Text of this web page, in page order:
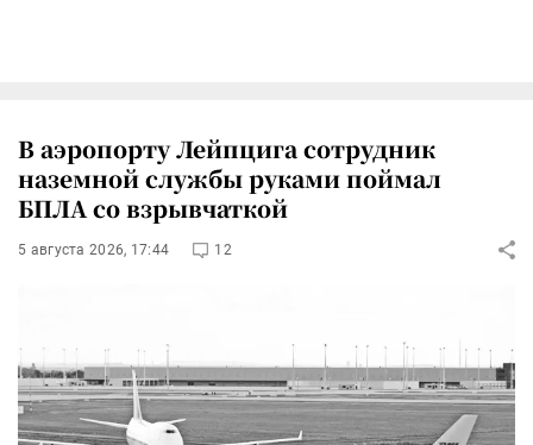
В аэропорту Лейпцига сотрудник
наземной службы руками поймал
БПЛА со взрывчаткой
5 августа 2026, 17:44 12